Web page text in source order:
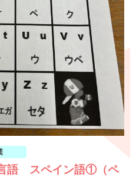
語 スペイン語①（ペ